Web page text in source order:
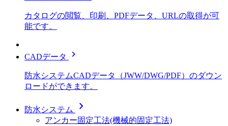
カタログの閲覧、印刷、PDFデータ、URLの取得が可
能です。
CADデータ chevron_right
防水システムCADデータ（JWW/DWG/PDF）のダウン
ロードができます。
防水システム chevron_right
アンカー固定工法(機械的固定工法)